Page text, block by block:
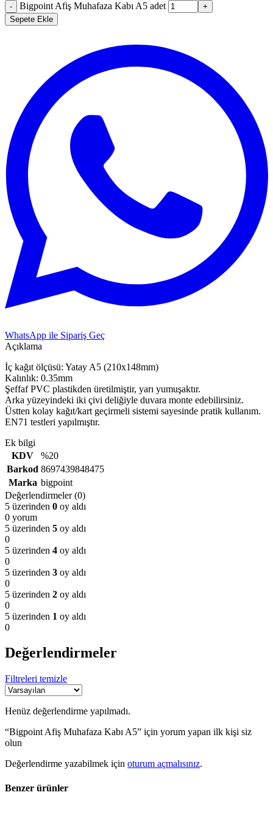
- Bigpoint Afiş Muhafaza Kabı A5 adet
+
Sepete Ekle
WhatsApp ile Sipariş Geç
Açıklama
İç kağıt ölçüsü: Yatay A5 (210x148mm)
Kalınlık: 0.35mm
Şeffaf PVC plastikden üretilmiştir, yarı yumuşaktır.
Arka yüzeyindeki iki çivi deliğiyle duvara monte edebilirsiniz.
Üstten kolay kağıt/kart geçirmeli sistemi sayesinde pratik kullanım.
EN71 testleri yapılmıştır.
Ek bilgi
KDV
%20
Barkod 8697439848475
Marka bigpoint
Değerlendirmeler (0)
5 üzerinden 0 oy aldı
0 yorum
5 üzerinden 5 oy aldı
0
5 üzerinden 4 oy aldı
0
5 üzerinden 3 oy aldı
0
5 üzerinden 2 oy aldı
0
5 üzerinden 1 oy aldı
0
Değerlendirmeler
Filtreleri temizle
Henüz değerlendirme yapılmadı.
“Bigpoint Afiş Muhafaza Kabı A5” için yorum yapan ilk kişi siz
olun
Değerlendirme yazabilmek için oturum açmalısınız.
Benzer ürünler